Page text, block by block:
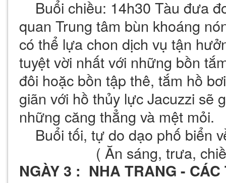
Buổi chiều: 14h30 Tàu đưa
quan Trung tâm bùn khoáng
có thể lựa chon dịch vụ tận
tuyệt vời nhất với những bồn
đôi hoặc bồn tập thê, tắm hồ
giãn với hồ thủy lực Jacuzzi sẽ
những căng thẳng và mệt mỏi.
Buổi tối, tự do dạo phố biển
( Ăn sáng,
NGÀY 3 : NHA TRANG - CÁC